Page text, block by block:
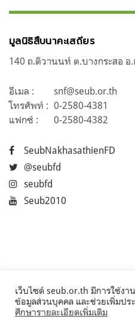
มูลนิธิสืบนาคะเสถียร
140 ถ.ติวานนท์ ต.บางกระสอ
อีเมล :
snf@seub.or.th
โทรศัพท์ : 0-2580-4381
แฟกซ์ :
0-2580-4382
SeubNakhasathienFD
@seubfd
seubfd
Seub2010
เว็บไซต์ seub.or.th มีการใช้งา
ข้อมูลส่วนบุคคล และช่วยเพิ่มปร
ศึกษารายละเอียดเพิ่มเติม